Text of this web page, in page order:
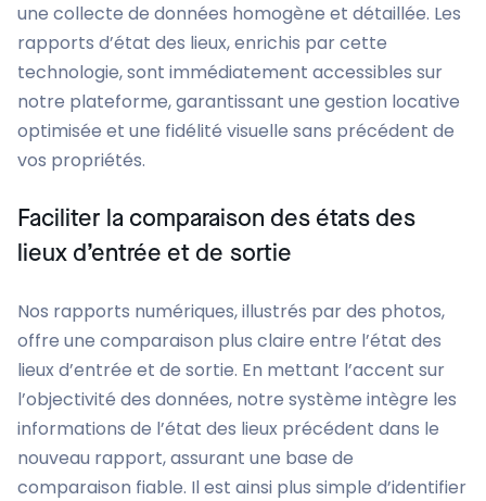
une collecte de données homogène et détaillée. Les
rapports d’état des lieux, enrichis par cette
technologie, sont immédiatement accessibles sur
notre plateforme, garantissant une gestion locative
optimisée et une fidélité visuelle sans précédent de
vos propriétés.
Faciliter la comparaison des états des
lieux d’entrée et de sortie
Nos rapports numériques, illustrés par des photos,
offre une comparaison plus claire entre l’état des
lieux d’entrée et de sortie. En mettant l’accent sur
l’objectivité des données, notre système intègre les
informations de l’état des lieux précédent dans le
nouveau rapport, assurant une base de
comparaison fiable. Il est ainsi plus simple d’identifier